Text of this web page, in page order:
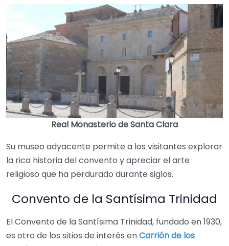
Real Monasterio de Santa Clara
Su museo adyacente permite a los visitantes explorar
la rica historia del convento y apreciar el arte
religioso que ha perdurado durante siglos.
Convento de la Santísima Trinidad
El Convento de la Santísima Trinidad, fundado en 1930,
es otro de los sitios de interés enCarrión de los